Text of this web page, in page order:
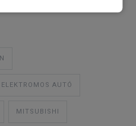
ELEKTROMOS AUTÓ
MITSUBISHI